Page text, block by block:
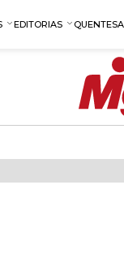
EDITORIAS QUENTES